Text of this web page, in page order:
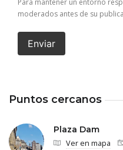
Para mantener un entorno
moderados antes de su
Enviar
Puntos cercanos
Plaza Dam
Ver en mapa